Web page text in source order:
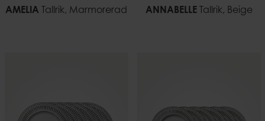
AMELIA Tallrik, Marmorerad ANNABELLETallrik, Beige